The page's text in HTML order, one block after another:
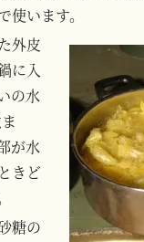
使います。
外皮
に入
の水
が水
きど
糖の